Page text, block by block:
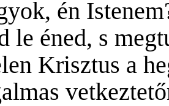
én
le éned, s
Krisztus a